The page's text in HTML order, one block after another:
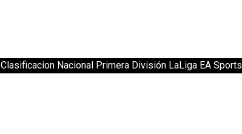
Clasificacion Nacional Primera División LaLiga EA Sports